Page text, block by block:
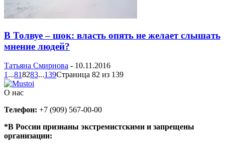
В Толвуе – шок: власть опять не желает слышать
мнение людей?
Татьяна Смирнова - 10.11.2016
1 ...818283...139Страница 82 из 139
О нас
Телефон: +7 (909) 567-00-00
*В России признаны экстремистскими и запрещены
организации: